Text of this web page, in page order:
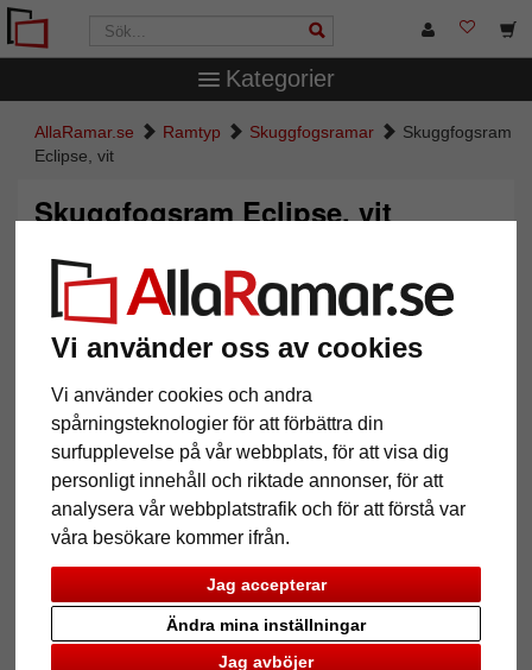
Vi använder oss av cookies
Vi använder cookies och andra
spårningsteknologier för att förbättra din
surfupplevelse på vår webbplats, för att visa dig
personligt innehåll och riktade annonser, för att
analysera vår webbplatstrafik och för att förstå var
våra besökare kommer ifrån.
Jag accepterar
Jag avböjer
Ändra mina inställningar
Kategorier
AllaRamar.se Ramtyp Skuggfogsramar
Skuggfogsram
Eclipse, vit
Skuggfogsram Eclipse, vit
Tillbaka